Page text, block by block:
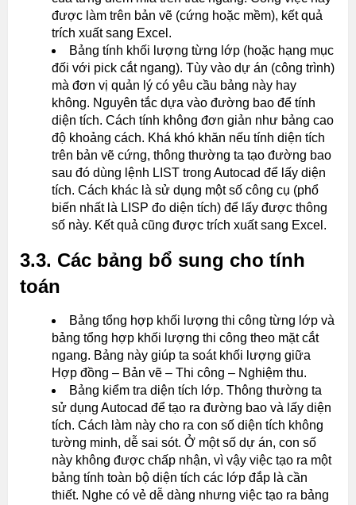
được làm trên bản vẽ (cứng hoặc mềm), kết quả
trích xuất sang Excel.
Bảng tính khối lượng từng lớp (hoặc hạng mục
đối với pick cắt ngang). Tùy vào dự án (công trình)
mà đơn vị quản lý có yêu cầu bảng này hay
không. Nguyên tắc dựa vào đường bao để tính
diện tích. Cách tính không đơn giản như bảng cao
độ khoảng cách. Khá khó khăn nếu tính diện tích
trên bản vẽ cứng, thông thường ta tạo đường bao
sau đó dùng lệnh LIST trong Autocad để lấy diện
tích. Cách khác là sử dụng một số công cụ (phổ
biến nhất là LISP đo diện tích) để lấy được thông
số này. Kết quả cũng được trích xuất sang Excel.
3.3. Các bảng bổ sung cho tính
toán
Bảng tổng hợp khối lượng thi công từng lớp và
bảng tổng hợp khối lượng thi công theo mặt cắt
ngang. Bảng này giúp ta soát khối lượng giữa
Hợp đồng – Bản vẽ – Thi công – Nghiệm thu.
Bảng kiểm tra diện tích lớp. Thông thường ta
sử dụng Autocad để tạo ra đường bao và lấy diện
tích. Cách làm này cho ra con số diện tích không
tường minh, dễ sai sót. Ở một số dự án, con số
này không được chấp nhận, vì vậy việc tạo ra một
bảng tính toàn bộ diện tích các lớp đắp là cần
thiết. Nghe có vẻ dễ dàng nhưng việc tạo ra bảng